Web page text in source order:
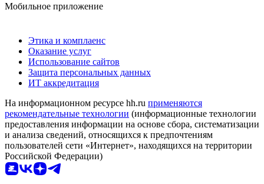
Мобильное приложение
Этика и комплаенс
Оказание услуг
Использование сайтов
Защита персональных данных
ИТ аккредитация
На информационном ресурсе hh.ru применяются
рекомендательные технологии (информационные технологии
предоставления информации на основе сбора, систематизации
и анализа сведений, относящихся к предпочтениям
пользователей сети «Интернет», находящихся на территории
Российской Федерации)